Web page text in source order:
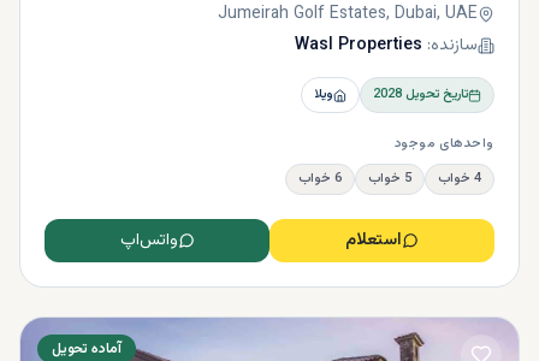
Jumeirah Golf Estates, Dubai, UAE
سازنده: Wasl Properties
تاریخ تحویل2028 ویلا
واحدهای موجود
4 خواب
5 خواب 6 خواب
استعلام واتس‌اپ
آماده تحویل